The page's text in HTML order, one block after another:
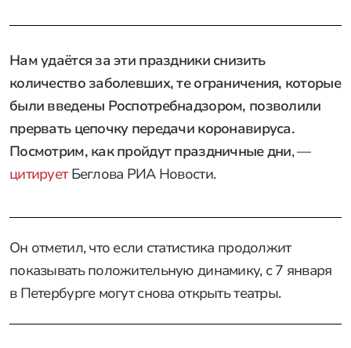
Нам удаётся за эти праздники снизить
количество заболевших, те ограничения, которые
были введены Роспотребнадзором, позволили
прервать цепочку передачи коронавируса.
Посмотрим, как пройдут праздничные дни, —
цитируетБеглова РИА Новости.
Он отметил, что если статистика продолжит
показывать положительную динамику, с 7 января
в Петербурге могут снова открыть театры.